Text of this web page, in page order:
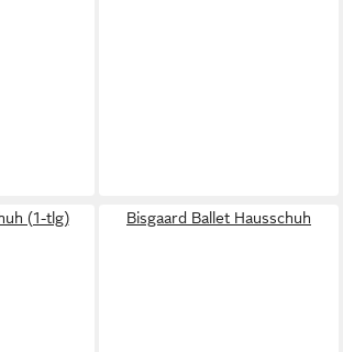
(1-tlg) Bisgaard Ballet Hausschuh